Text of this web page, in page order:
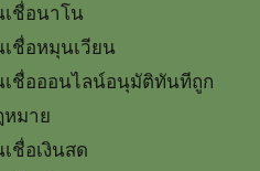
เชื่อนาโน
เชื่อหมุนเวียน
เชื่อออนไลน์อนุมัติทันทีถูก
หมาย
ชื่อเงินสด